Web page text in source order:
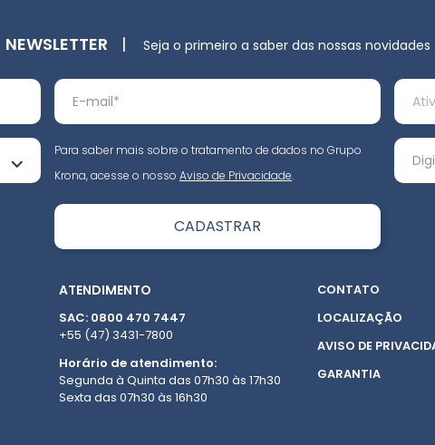
NEWSLETTER | Seja o primeiro a saber das nossas novidades
Para saber mais sobre o tratamento de dados no Grupo
Krona, acesse o nosso Aviso de Privacidade.
ATENDIMENTO
SAC: 0800 470 7447
+55 (47) 3431-7800
Horário de atendimento:
Segunda à Quinta das 07h30 às 17h30
Sexta das 07h30 às 16h30
CONTATO
LOCALIZAÇÃO
AVISO DE
GARANTIA